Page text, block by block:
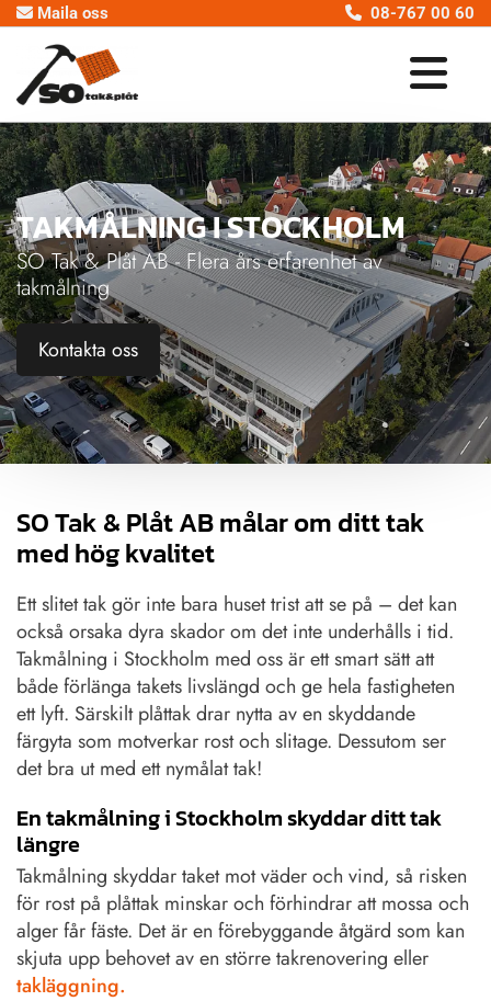
 Maila oss  08-767 00 60
TAKMÅLNING I STOCKHOLM
SO Tak & Plåt AB - Flera års erfarenhet av
takmålning
Kontakta oss
SO Tak & Plåt AB målar om ditt tak
med hög kvalitet
Ett slitet tak gör inte bara huset trist att se på – det kan
också orsaka dyra skador om det inte underhålls i tid.
Takmålning i Stockholm med oss är ett smart sätt att
både förlänga takets livslängd och ge hela fastigheten
ett lyft. Särskilt plåttak drar nytta av en skyddande
färgyta som motverkar rost och slitage. Dessutom ser
det bra ut med ett nymålat tak!
En takmålning i Stockholm skyddar ditt tak
längre
Takmålning skyddar taket mot väder och vind, så risken
för rost på plåttak minskar och förhindrar att mossa och
alger får fäste. Det är en förebyggande åtgärd som kan
skjuta upp behovet av en större takrenovering eller
takläggning.